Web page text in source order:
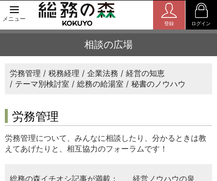
メニュー
登録 ログイン
相談の広場
労務管理 税務経理 企業法務
経営の知恵
テーマ別検討室
総務の給湯室 秘書のノウハウ
労務管理
労務管理について、みんなに相談したり、分かるときは教
えてあげたりと、相互協力のフォーラムです！
総務の森イチオシ記事が満載：
経営ノウハウの泉